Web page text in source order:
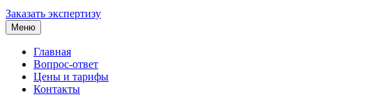
Заказать экспертизу
Меню
Главная
Вопрос-ответ
Цены и тарифы
Контакты